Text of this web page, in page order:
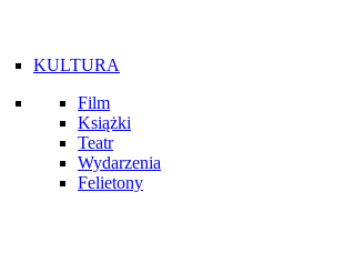
KULTURA
Film
Książki
Teatr
Wydarzenia
Felietony